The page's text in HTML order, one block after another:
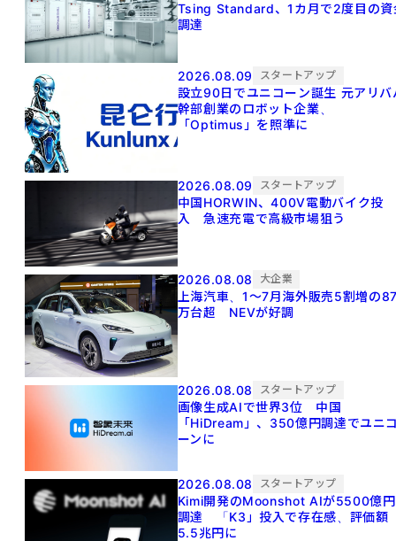
Tsing Standard、1カ月で2度目の資
調達
2026.08.09 スタートアップ
設立90日でユニコーン誕生 元アリババ
幹部創業のロボット企業、
「Optimus」を照準に
2026.08.09 スタートアップ
中国HORWIN、400V電動バイク投
入 急速充電で高級市場狙う
2026.08.08 大企業
上海汽車、1～7月海外販売5割増の
万台超 NEVが好調
2026.08.08 スタートアップ
画像生成AIで世界3位 中国
「HiDream」、350億円調達でユニ
ーンに
2026.08.08 スタートアップ
Kimi開発のMoonshot AIが5500億円
調達 「K3」投入で存在感、評価額
5.5兆円に